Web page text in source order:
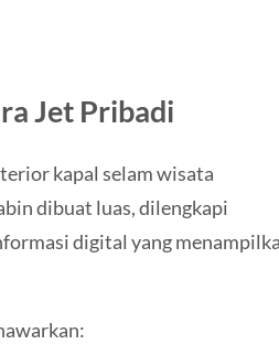
Jet Pribadi
kapal selam wisata
dibuat luas, dilengkapi
digital yang